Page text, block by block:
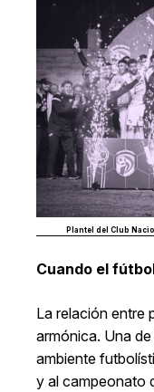
Plantel del Club
Cuando el
La relación entre
armónica. Una
ambiente
y al campeonato